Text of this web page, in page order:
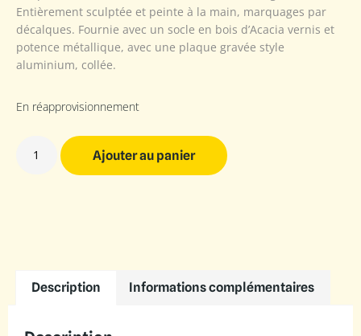
Entièrement sculptée et peinte à la main, marquages par
décalques. Fournie avec un socle en bois d’Acacia vernis et
potence métallique, avec une plaque gravée style
aluminium, collée.
En réapprovisionnement
Ajouter au panier
Description Informations complémentaires